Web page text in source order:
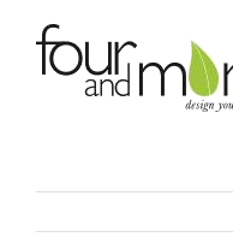
content